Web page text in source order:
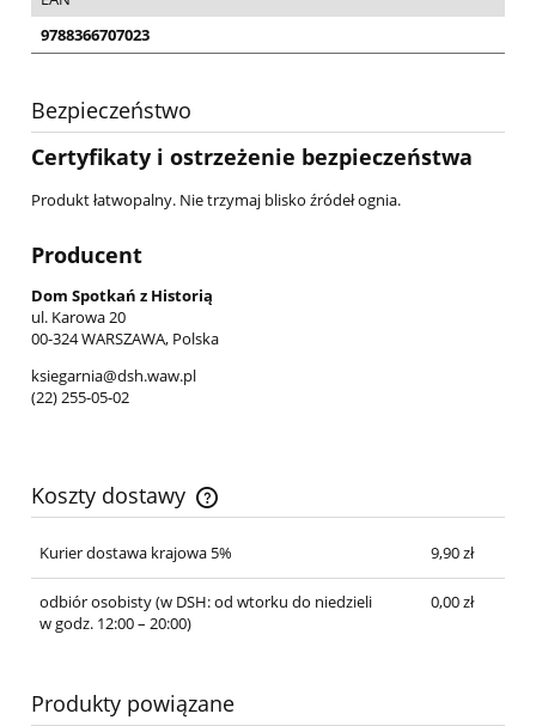
9788366707023
Bezpieczeństwo
Certyfikaty i ostrzeżenie bezpieczeństwa
Produkt łatwopalny. Nie trzymaj blisko źródeł ognia.
Producent
Dom Spotkań z Historią
ul. Karowa 20
00-324 WARSZAWA, Polska
ksiegarnia@dsh.waw.pl
(22) 255-05-02
Koszty dostawy
Cena nie zawiera ewentualnych kosztów płatności
Kurier dostawa krajowa 5%
9,90 zł
odbiór osobisty(w DSH: od wtorku do niedzieli
w godz. 12:00 – 20:00)
0,00 zł
Produkty powiązane